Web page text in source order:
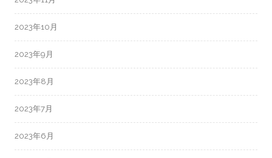
2023年10月
2023年9月
2023年8月
2023年7月
2023年6月